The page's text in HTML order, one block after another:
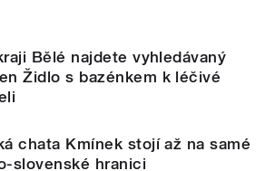
Bělé najdete vyhledávaný
Židlo s bazénkem k léčivé
chata Kmínek stojí až na samé
slovenské hranici